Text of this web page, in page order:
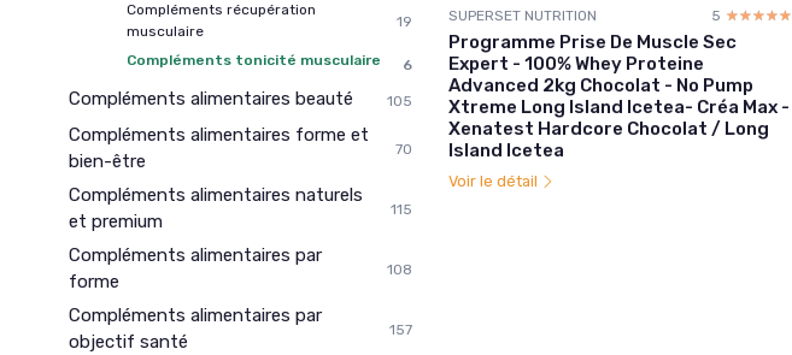
Compléments récupération
musculaire
19
Compléments tonicité musculaire 6
Compléments alimentaires beauté 105
Compléments alimentaires forme et
bien-être
70
Compléments alimentaires naturels
et premium
115
Compléments alimentaires par
forme
108
Compléments alimentaires par
objectif santé
157
SUPERSET NUTRITION 5 ☆☆☆☆☆
★★★★★
Programme Prise De Muscle Sec
Expert - 100% Whey Proteine
Advanced 2kg Chocolat - No Pump
Xtreme Long Island Icetea- Créa Max -
Xenatest Hardcore Chocolat / Long
Island Icetea
Voir le détail